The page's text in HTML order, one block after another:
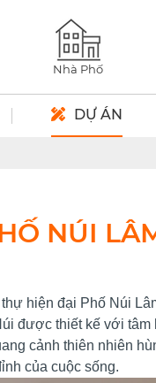
Nhà Phố
DỰ ÁN
NÚI
hiện đại Phố Núi
được thiết kế với
cảnh thiên nhiên
của cuộc sống.